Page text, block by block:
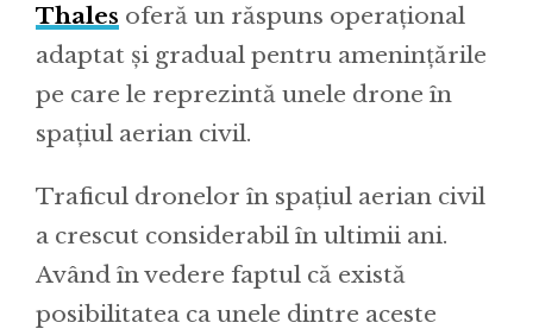
Thales oferă un răspuns operațional
adaptat și gradual pentru amenințările
pe care le reprezintă unele drone în
spațiul aerian civil.
Traficul dronelor în spațiul aerian civil
a crescut considerabil în ultimii ani.
Având în vedere faptul că există
posibilitatea ca unele dintre aceste